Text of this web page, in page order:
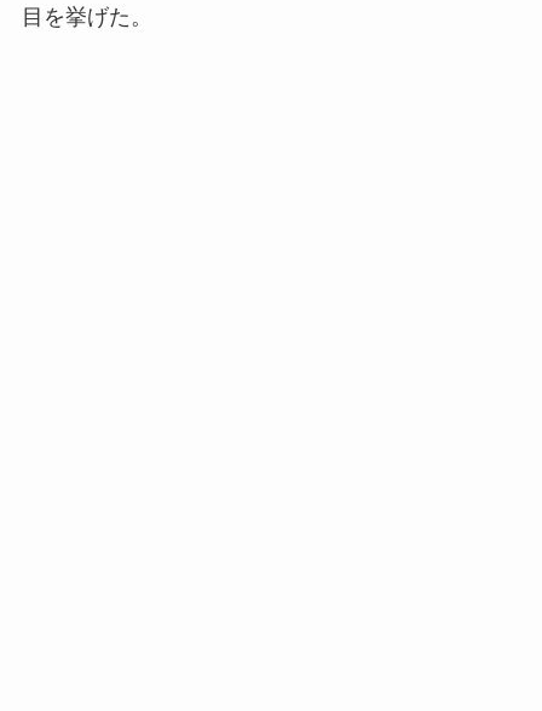
目を挙げた。